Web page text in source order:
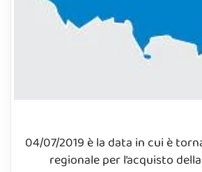
04/07/2019 è la data in cui è
regionale per l’acquisto